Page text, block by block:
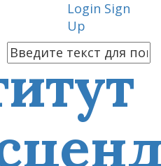
Login Sign
Up